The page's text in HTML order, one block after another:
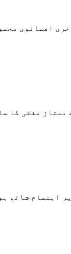
کہی نہ جائے کے